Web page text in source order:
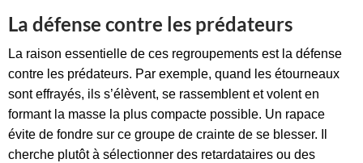
La défense contre les prédateurs
La raison essentielle de ces regroupements est la défense
contre les prédateurs. Par exemple, quand les étourneaux
sont effrayés, ils s’élèvent, se rassemblent et volent en
formant la masse la plus compacte possible. Un rapace
évite de fondre sur ce groupe de crainte de se blesser. Il
cherche plutôt à sélectionner des retardataires ou des